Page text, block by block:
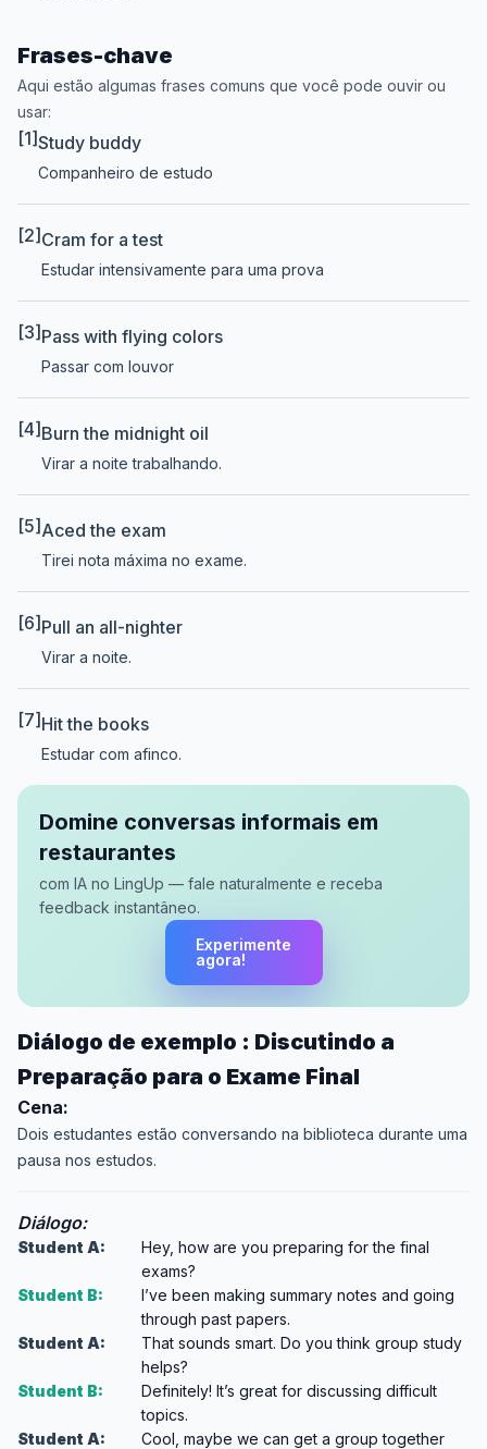
Frases-chave
Aqui estão algumas frases comuns que você pode ouvir ou
usar:
[1]Study buddy
Companheiro de estudo
[2] Cram for a test
Estudar intensivamente para uma prova
[3] Pass with flying colors
Passar com louvor
[4] Burn the midnight oil
Virar a noite trabalhando.
[5] Aced the exam
Tirei nota máxima no exame.
[6] Pull an all-nighter
Virar a noite.
[7] Hit the books
Estudar com afinco.
Domine conversas informais em
restaurantes
com IA no LingUp — fale naturalmente e receba
feedback instantâneo.
Experimente
agora!
Diálogo de exemplo : Discutindo a
Preparação para o Exame Final
Cena:
Dois estudantes estão conversando na biblioteca durante uma
pausa nos estudos.
Diálogo:
Student A:
Hey, how are you preparing for the final
exams?
Student B:
I’ve been making summary notes and going
through past papers.
Student A:
That sounds smart. Do you think group study
helps?
Student B:
Definitely! It’s great for discussing difficult
topics.
Student A:
Cool, maybe we can get a group together